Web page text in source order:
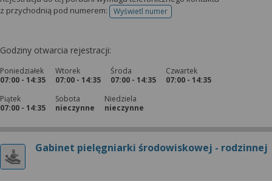
z przychodnią pod numerem:
Wyświetl numertelefonu do rejestracji
Godziny otwarcia rejestracji:
Poniedziałek
07:00 - 14:35
Wtorek
07:00 - 14:35
Środa
07:00 - 14:35
Czwartek
07:00 - 14:35
Piątek
07:00 - 14:35
Sobota
nieczynne
Niedziela
nieczynne
Gabinet pielęgniarki środowiskowej - rodzinnej
możesz też wycofać zgodę na przetwarzanie Twoich
dowiedzieć się więcej lub chcesz przeprowadzić
konfigurację szczegółową, to możesz tego dokonać
za pomocą „Ustawień zaawansowanych”.
Więcej informacji na temat wykorzystywania
narzędzi zewnętrznych w naszym serwisie